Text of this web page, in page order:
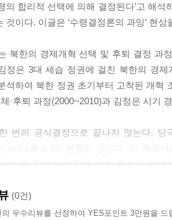
초기 시행착오 및 내부 반발
치에 대한 내부 반응
치의 경제적 평가
장 장려와 시장 물가 통제 실패
려 조치 : 시행과정 및 배경
장 확대와 물가안정화 실패
와 선군로선 및 특구개발과의 관계
선과 7.1조치의 관계 : 분절 경제의 심화
개혁 확대: 박봉주의 시장경제 요소 도
의 합리적 선택에 의해 결정된다’고 해
것이다. 이글은 ‘수령결정론의 과잉’ 현
북한의 경제개혁 선택 및 후퇴 결정 과
정은 3대 세습 정권에 걸친 북한의 경
석하여 북한 정권 초기부터 고착된 개혁
체·후퇴 과정(2000~2010)과 김정은 시기
번의 공식결정으로 끝나지 않는다.
화 등 경제적 요인에 대한 분석은 경제
하게 된 배경에는 북한 정책결정체계
(0건)
의 우수리뷰를 선정하여 YES포인트 3만원을 드